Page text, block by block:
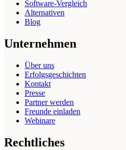
Software-Vergleich
Alternativen
Blog
Unternehmen
Über uns
Erfolgsgeschichten
Kontakt
Presse
Partner werden
Freunde einladen
Webinare
Rechtliches